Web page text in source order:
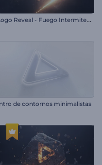
L
ogo Reveal - Fuego Intermitente
de contornos minimalistas